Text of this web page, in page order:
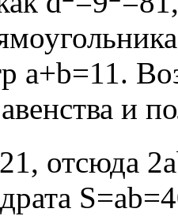
a+b=11.
и
отсюда